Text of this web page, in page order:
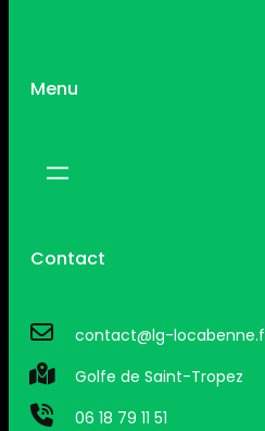
Menu
Contact
contact@lg-
Golfe de Saint-Tropez
06 18 79 11 51